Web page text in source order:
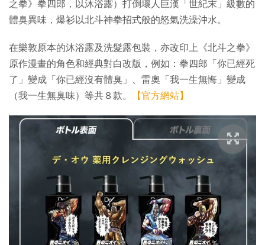
之拳》拳四郎，以沐浴露）打倒壞人巨漢「世紀末」級數的
體臭異味，爆衫以北斗神拳招式般的怒氣洗澡沖水。
在樂敦原本的沐浴露及洗髮露包裝，亦改印上《北斗之拳》
原作漫畫的角色和經典對白改版，例如：拳四郎「你已經死
了」變成「你已經沒有體臭」、雷奧「我一生無悔」變成
（我一生無臭味）等共８款。
【官方網站】